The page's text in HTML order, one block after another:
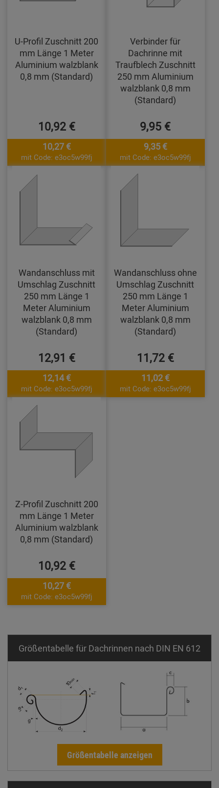
U-Profil Zuschnitt 200
mm Länge 1 Meter
Aluminium walzblank
0,8 mm (Standard)
10,92 €
10,27 €
mit Code: e3oc5w99fj
Verbinder für
Dachrinne mit
Traufblech Zuschnitt
250 mm Aluminium
walzblank 0,8 mm
(Standard)
9,95 €
9,35 €
mit Code: e3oc5w99fj
Wandanschluss mit
Umschlag Zuschnitt
250 mm Länge 1
Meter Aluminium
walzblank 0,8 mm
(Standard)
12,91 €
12,14 €
mit Code: e3oc5w99fj
Wandanschluss ohne
Umschlag Zuschnitt
250 mm Länge 1
Meter Aluminium
walzblank 0,8 mm
(Standard)
11,72 €
11,02 €
mit Code: e3oc5w99fj
Z-Profil Zuschnitt 200
mm Länge 1 Meter
Aluminium walzblank
0,8 mm (Standard)
10,92 €
10,27 €
mit Code: e3oc5w99fj
Größentabelle für Dachrinnen nach DIN EN 612
Größentabelle anzeigen